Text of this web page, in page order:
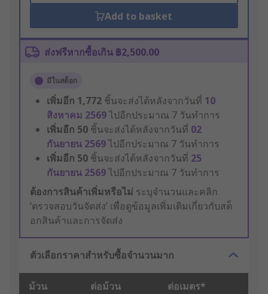
Add to basket
ส่งฟรีหากซื้อเกิน ฿2,500.00
มีในสต็อก
เพิ่มอีก 1,772 ชิ้นจะส่งได้หลังจากวันที่ 10
สิงหาคม 2569ไปอีกประมาณ 7 วันทำการ
เพิ่มอีก 50 ชิ้นจะส่งได้หลังจากวันที่ 02
กันยายน 2569ไปอีกประมาณ 7 วันทำการ
เพิ่มอีก 50 ชิ้นจะส่งได้หลังจากวันที่ 25
กันยายน 2569ไปอีกประมาณ 7 วันทำการ
ต้องการสินค้าเพิ่มหรือไม่ ระบุจำนวนและคลิก
‘ตรวจสอบวันจัดส่ง’ เพื่อดูข้อมูลเพิ่มเติมเกี่ยวกับสต็
อกสินค้าและการจัดส่ง
ตัวเลือกราคาสำหรับซื้อจำนวนมาก
ม้วน ต่อม้วน ต่อเมตร*